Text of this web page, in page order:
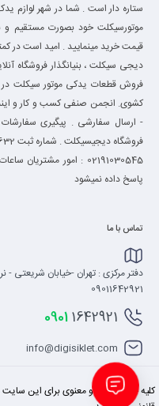
ستاره دار است . شما در شهر لوازم
موتورسیکلت خود بصورت مستقیم
قیمت خرید مینمایید . امید است در
دیجی سیکلت ، بنیانگذار فروشگاه
فروش قطعات یدکی موتور سیکلت در
کشوی. انجمن صنفی کسب و کار و
- ارسال سفارشی . پیگیری
فروشگاه دیجیسیکلت . شماره ثبت 5632 )
پاسخ داده نمیشود
تماس با ما
دفتر مرکزی : تهران -خیابان شریعتی
09011642921
09011642921
info@digisiklet.com
کلیه حقوق مادی و معنوی برای این سایت